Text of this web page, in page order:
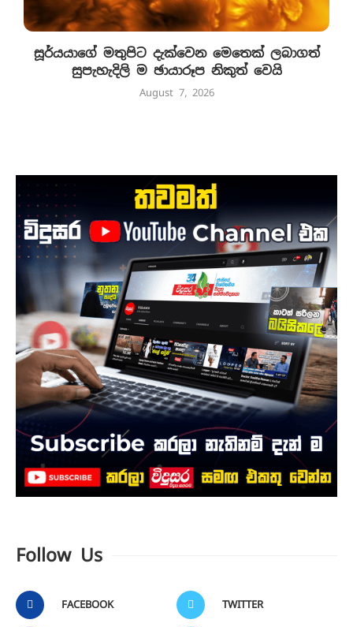
සූර්යයාගේ මතුපිට දැක්වෙන මෙතෙක් ලබාගත්
සුපැහැදිලි ම ඡායාරූප නිකුත් වෙයි
August 7, 2026
Follow Us
FACEBOOK TWITTER